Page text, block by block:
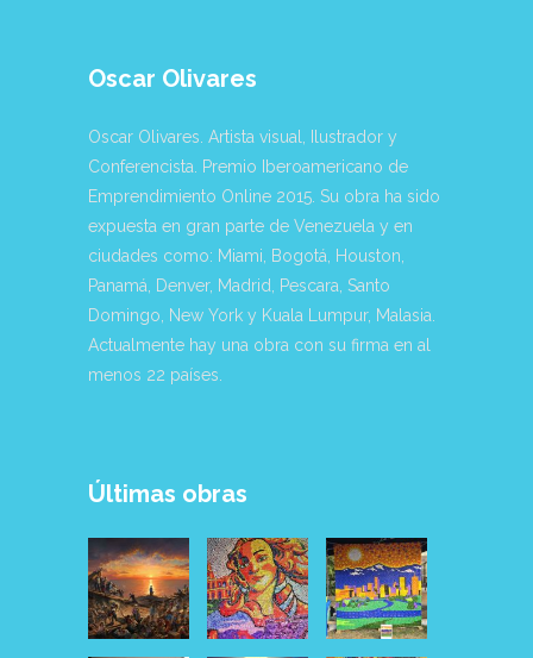
Oscar Olivares
Oscar Olivares. Artista visual, Ilustrador y
Conferencista. Premio Iberoamericano de
Emprendimiento Online 2015. Su obra ha sido
expuesta en gran parte de Venezuela y en
ciudades como: Miami, Bogotá, Houston,
Panamá, Denver, Madrid, Pescara, Santo
Domingo, New York y Kuala Lumpur, Malasia.
Actualmente hay una obra con su firma en al
menos 22 países.
Últimas obras